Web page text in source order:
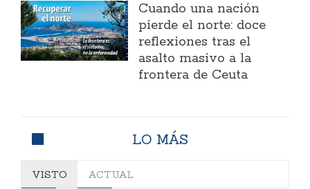
Cuando una nación
pierde el norte: doce
reflexiones tras el
asalto masivo a la
frontera de Ceuta
LO MÁS
VISTO ACTUAL